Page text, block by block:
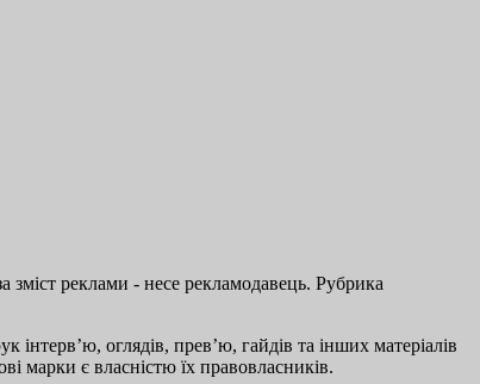
зміст реклами - несе рекламодавець. Рубрика
оглядів, прев’ю, гайдів та інших матеріалів
марки є власністю їх правовласників.